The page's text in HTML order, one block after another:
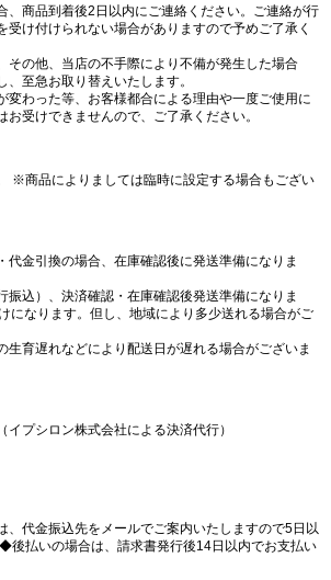
商品到着後2日以内にご連絡ください。ご連絡が行
受け付けられない場合がありますので予めご了承く
の他、当店の不手際により不備が発生した場合
至急お取り替えいたします。
わった等、お客様都合による理由や一度ご使用に
受けできませんので、ご了承ください。
※商品によりましては臨時に設定する場合もござい
金引換の場合、在庫確認後に発送準備になりま
込）、決済確認・在庫確認後発送準備になりま
になります。但し、地域により多少送れる場合がご
育遅れなどにより配送日が遅れる場合がございま
プシロン株式会社による決済代行）
代金振込先をメールでご案内いたしますので5日以
後払いの場合は、請求書発行後14日以内でお支払い